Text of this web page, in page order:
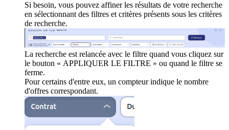
Si besoin, vous pouvez affiner les résultats de votre recherche
en sélectionnant des filtres et critères présents sous les critères
de recherche.
La recherche est relancée avec le filtre quand vous cliquez sur
le bouton « APPLIQUER LE FILTRE » ou quand le filtre se
ferme.
Pour certains d'entre eux, un compteur indique le nombre
d'offres correspondant.